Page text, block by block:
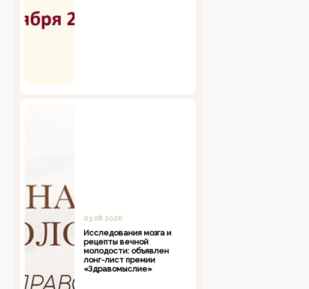
03.08.2026
Исследования мозга и
рецепты вечной
молодости: объявлен
лонг-лист премии
«Здравомыслие»